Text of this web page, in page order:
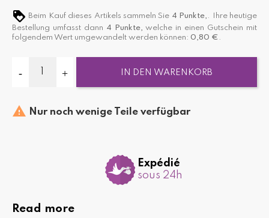
Beim Kauf dieses Artikels sammeln Sie 4 Punkte, . Ihre heutige
Bestellung umfasst dann 4 Punkte, welche in einen Gutschein mit
folgendem Wert umgewandelt werden können: 0,80 € .
IN DEN WARENKORB
 Nur noch wenige Teile verfügbar
Expédié
sous 24h
Read more